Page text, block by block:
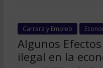
Carrera y Empleo
Algunos
ilegal en la